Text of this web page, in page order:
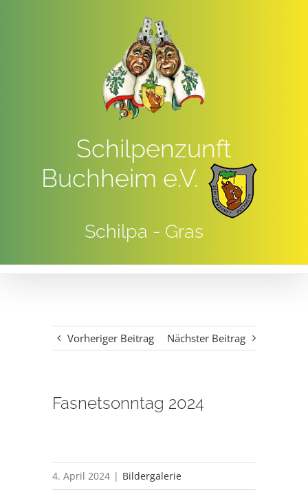
Schilpenzunft
Buchheim e.V.
Schilpa - Gras
Vorheriger Beitrag Nächster Beitrag
Fasnetsonntag 2024
4. April 2024 | Bildergalerie